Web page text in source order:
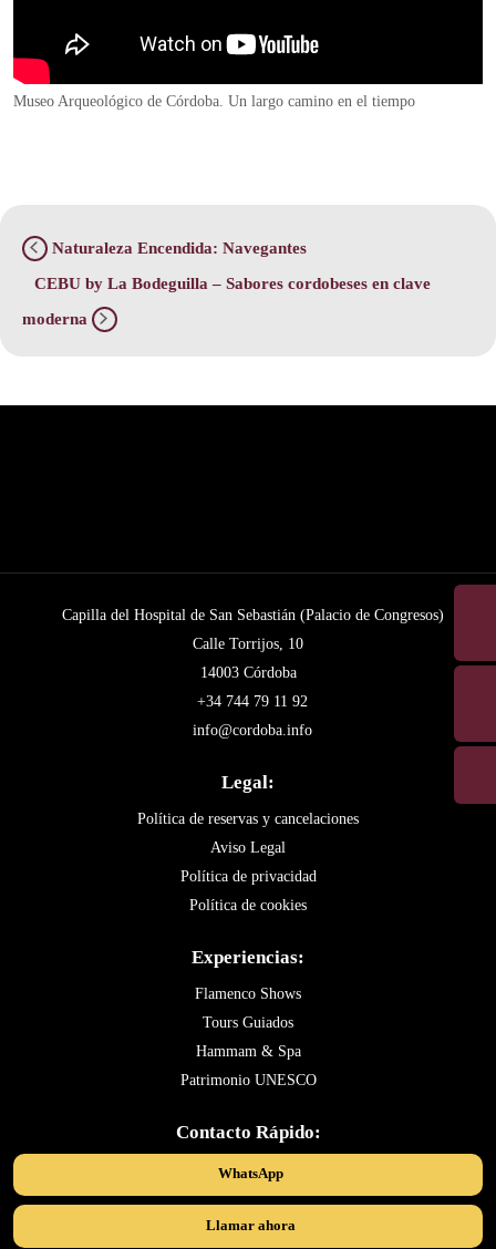
Museo Arqueológico de Córdoba. Un largo camino en el tiempo
Naturaleza Encendida: Navegantes
CEBU by La Bodeguilla – Sabores cordobeses en clave
moderna
Capilla del Hospital de San Sebastián (Palacio de Congresos)
Calle Torrijos, 10
14003 Córdoba
+34 744 79 11 92
info@cordoba.info
Legal:
Política de reservas y cancelaciones
Aviso Legal
Política de privacidad
Política de cookies
Experiencias:
Flamenco Shows
Tours Guiados
Hammam & Spa
Patrimonio UNESCO
Contacto Rápido:
WhatsApp
Llamar ahora